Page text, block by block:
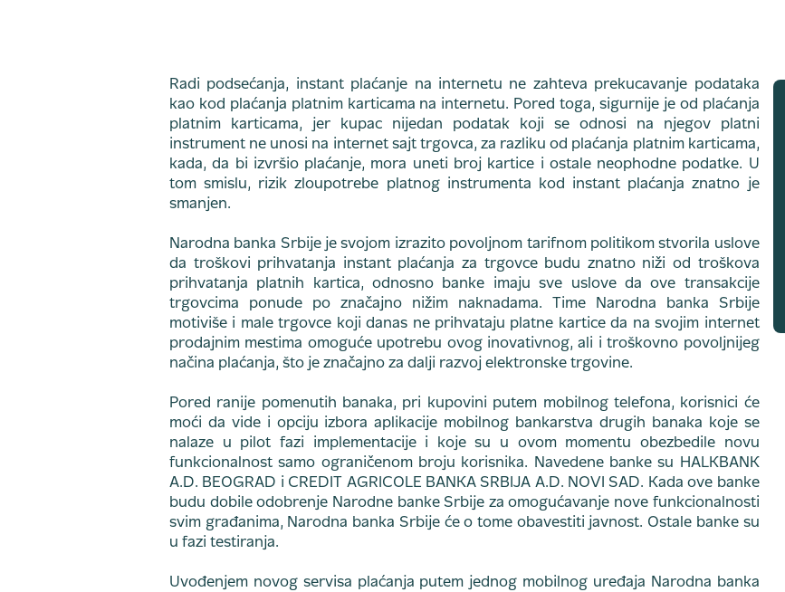
Radi podsećanja, instant plaćanje na internetu ne zahteva prekucavanje podataka
kao kod plaćanja platnim karticama na internetu. Pored toga, sigurnije je od plaćanja
platnim karticama, jer kupac nijedan podatak koji se odnosi na njegov platni
instrument ne unosi na internet sajt trgovca, za razliku od plaćanja platnim karticama,
kada, da bi izvršio plaćanje, mora uneti broj kartice i ostale neophodne podatke. U
tom smislu, rizik zloupotrebe platnog instrumenta kod instant plaćanja znatno je
smanjen.
Narodna banka Srbije je svojom izrazito povoljnom tarifnom politikom stvorila uslove
da troškovi prihvatanja instant plaćanja za trgovce budu znatno niži od troškova
prihvatanja platnih kartica, odnosno banke imaju sve uslove da ove transakcije
trgovcima ponude po značajno nižim naknadama. Time Narodna banka Srbije
motiviše i male trgovce koji danas ne prihvataju platne kartice da na svojim internet
prodajnim mestima omoguće upotrebu ovog inovativnog, ali i troškovno povoljnijeg
načina plaćanja, što je značajno za dalji razvoj elektronske trgovine.
Pored ranije pomenutih banaka, pri kupovini putem mobilnog telefona, korisnici će
moći da vide i opciju izbora aplikacije mobilnog bankarstva drugih banaka koje se
nalaze u pilot fazi implementacije i koje su u ovom momentu obezbedile novu
funkcionalnost samo ograničenom broju korisnika. Navedene banke su HALKBANK
A.D. BEOGRAD i CREDIT AGRICOLE BANKA SRBIJA A.D. NOVI SAD. Kada ove banke
budu dobile odobrenje Narodne banke Srbije za omogućavanje nove funkcionalnosti
svim građanima, Narodna banka Srbije će o tome obavestiti javnost. Ostale banke su
u fazi testiranja.
Uvođenjem novog servisa plaćanja putem jednog mobilnog uređaja Narodna banka